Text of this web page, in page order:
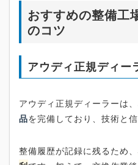
おすすめの整備工
のコツ
アウディ正規ディー
アウディ正規ディーラーは、
品を完備しており、技術と
整備履歴が記録に残るため、